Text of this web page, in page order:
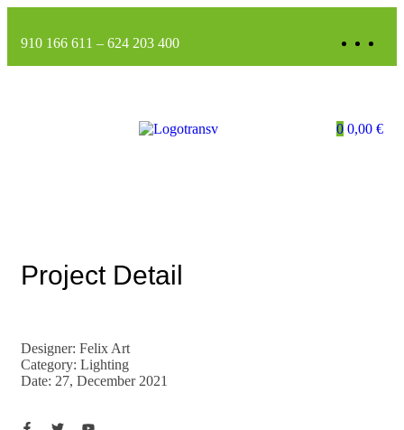
910 166 611 – 624 203 400
0 0,00 €
Project Detail
Designer: Felix Art
Category: Lighting
Date: 27, December 2021